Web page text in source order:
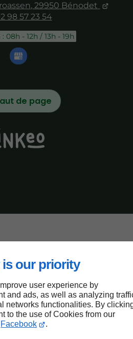
our priority
user experience by
and ads, as well as analyzing
networks functionalities. By
to the use of Cookies from our
Facebook .
29950 Bénodet
98 57 23 54
: 08h - 12h / 13h - 19h
de page